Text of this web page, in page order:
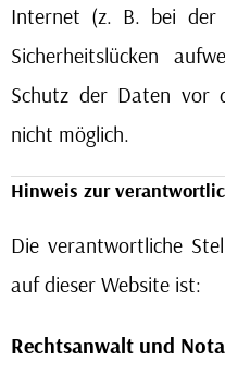
Internet (z. B. bei der
Sicherheitslücken
Schutz der Daten vor
nicht möglich.
Hinweis zur
Die verantwortliche
auf dieser Website ist:
Rechtsanwalt und